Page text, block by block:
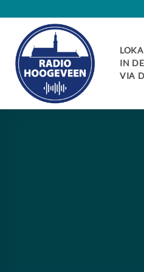
content
IN
VIA